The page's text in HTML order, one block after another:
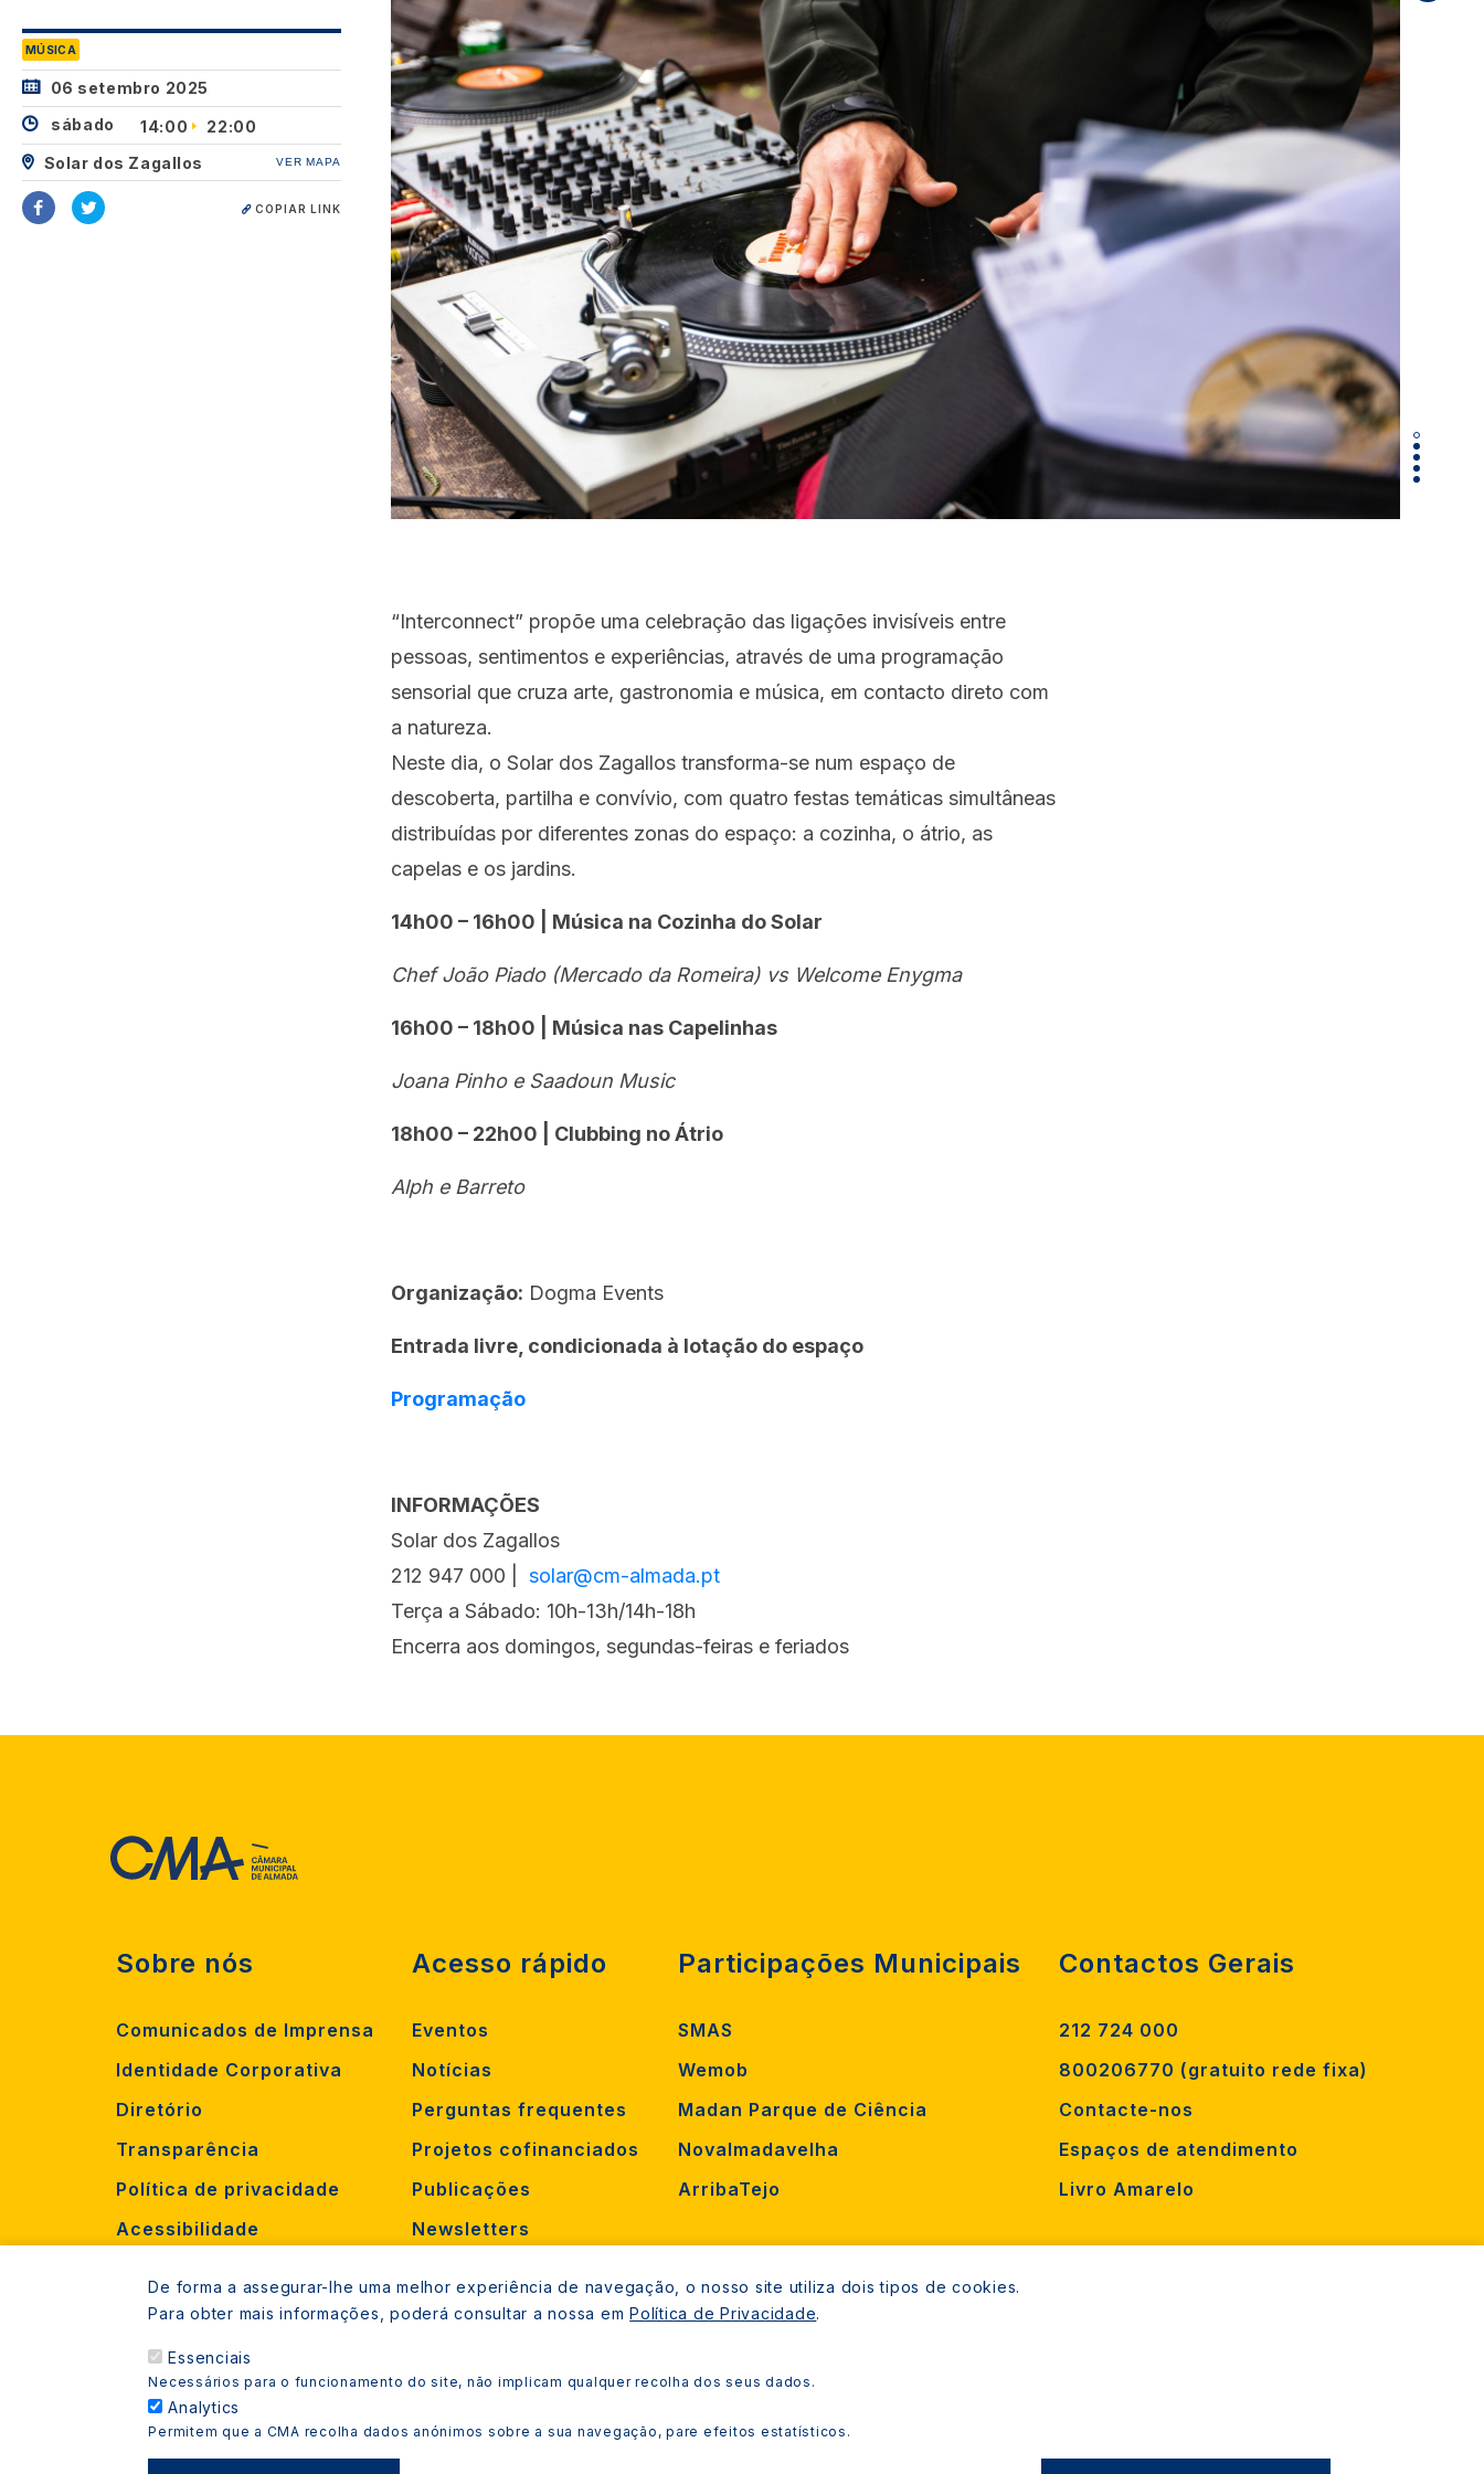
MÚSICA
06 setembro 2025
sábado
14:00
22:00
Solar dos Zagallos
VER MAPA
COPIAR LINK
“Interconnect” propõe uma celebração das ligações invisíveis entre
pessoas, sentimentos e experiências, através de uma programação
sensorial que cruza arte, gastronomia e música, em contacto direto com
a natureza.
Neste dia, o Solar dos Zagallos transforma-se num espaço de
descoberta, partilha e convívio, com quatro festas temáticas simultâneas
distribuídas por diferentes zonas do espaço: a cozinha, o átrio, as
capelas e os jardins.
14h00 – 16h00 | Música na Cozinha do Solar
Chef João Piado (Mercado da Romeira) vs Welcome Enygma
16h00 – 18h00 | Música nas Capelinhas
Joana Pinho e Saadoun Music
18h00 – 22h00 | Clubbing no Átrio
Alph e Barreto
Organização: Dogma Events
Entrada livre, condicionada à lotação do espaço
Programação
INFORMAÇÕES
Solar dos Zagallos
212 947 000 | solar@cm-almada.pt
Terça a Sábado: 10h-13h/14h-18h
Encerra aos domingos, segundas-feiras e feriados
Sobre nós
Comunicados de Imprensa
Identidade Corporativa
Diretório
Transparência
Política de privacidade
Acessibilidade
Acesso rápido
Eventos
Notícias
Perguntas frequentes
Projetos cofinanciados
Publicações
Newsletters
Recrutamento
Participações Municipais
SMAS
Wemob
Madan Parque de Ciência
Novalmadavelha
ArribaTejo
Contactos Gerais
212 724 000
800206770 (gratuito rede fixa)
Contacte-nos
Espaços de atendimento
Livro Amarelo
Copyright © 2021 Almada Informa. Todos os direitos reservados.
De forma a assegurar-lhe uma melhor experiência de navegação, o nosso site utiliza dois tipos de cookies.
Para obter mais informações, poderá consultar a nossa emPolítica de Privacidade.
Essenciais
Necessários para o funcionamento do site, não implicam qualquer recolha dos seus dados.
Analytics
Permitem que a CMA recolha dados anónimos sobre a sua navegação, pare efeitos estatísticos.